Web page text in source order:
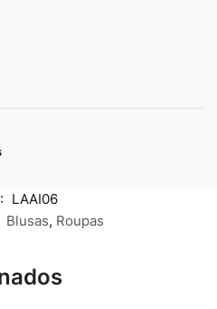
LAAI06
Blusas, Roupas